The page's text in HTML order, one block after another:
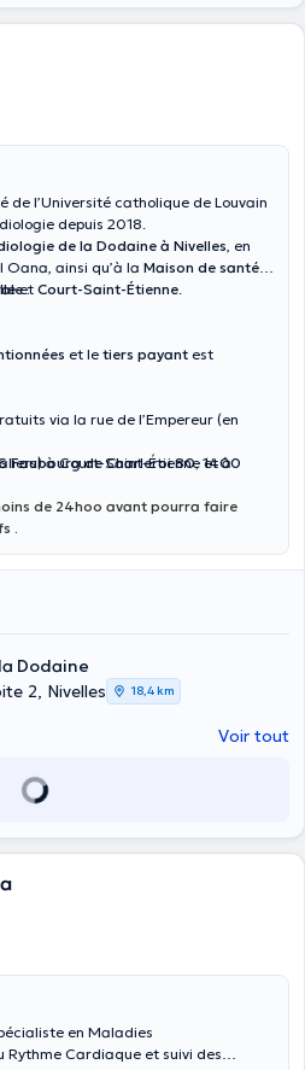
de l’Université catholique de Louvain
depuis 2018.
de la Dodaine à Nivelles, en
Oana, ainsi qu’à la Maison de santé
et Court-Saint-Étienne.
:
et le tiers payant est
via la rue de l’Empereur (en
Faubourg de Charleroi 80, 1400
à Court-Saint-Étienne et à
de 24hoo avant pourra faire
.
Dodaine
2, Nivelles
18,4 km
Voir tout